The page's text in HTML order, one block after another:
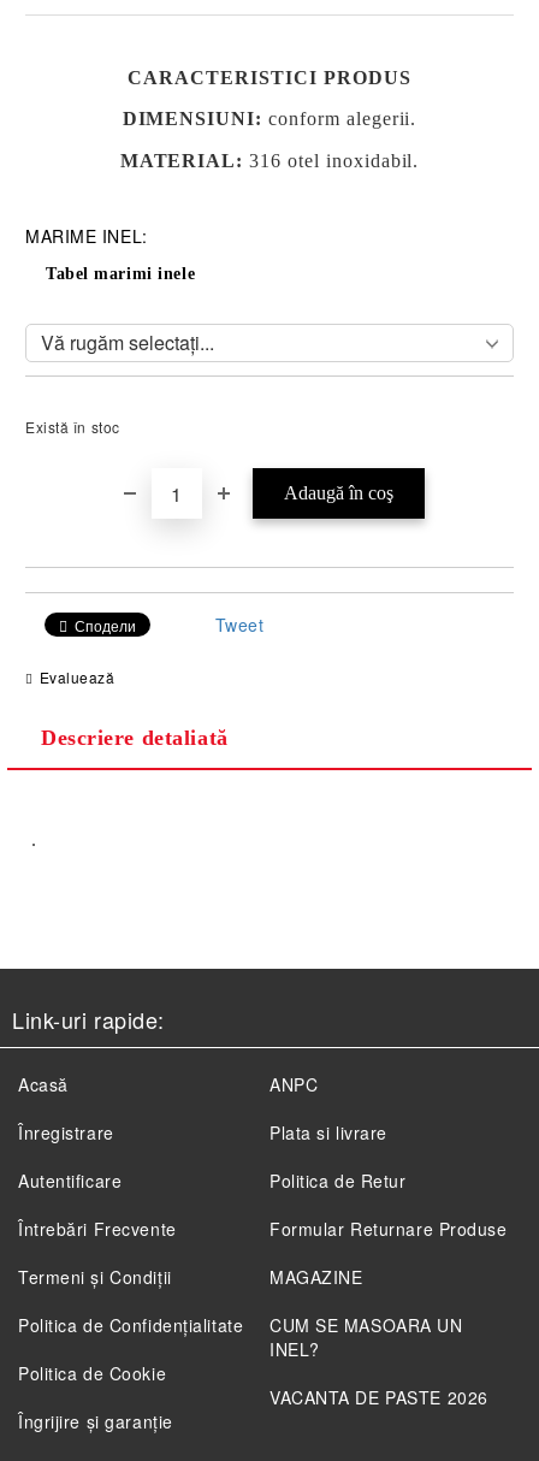
CARACTERISTICI PRODUS
DIMENSIUNI:conform alegerii.
MATERIAL: 316 otel inoxidabil.
MARIME INEL:
Tabel marimi inele
Există în stoc
Сподели Tweet
Evaluează
Descriere detaliată
.
Link-uri rapide:
Acasă
Înregistrare
Autentificare
Întrebări Frecvente
ANPC
Plata si livrare
Politica de Retur
Formular Returnare Produse
Termeni și Condiții
Politica de Confidenţialitate
Politica de Cookie
Îngrijire și garanție
MAGAZINE
CUM SE MASOARA UN
INEL?
VACANTA DE PASTE 2026